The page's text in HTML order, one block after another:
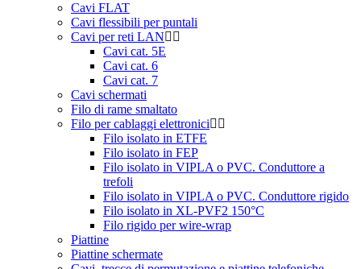
Cavi FLAT
Cavi flessibili per puntali
Cavi per reti LAN
Cavi cat. 5E
Cavi cat. 6
Cavi cat. 7
Cavi schermati
Filo di rame smaltato
Filo per cablaggi elettronici
Filo isolato in ETFE
Filo isolato in FEP
Filo isolato in VIPLA o PVC. Conduttore a
trefoli
Filo isolato in VIPLA o PVC. Conduttore rigido
Filo isolato in XL-PVF2 150°C
Filo rigido per wire-wrap
Piattine
Piattine schermate